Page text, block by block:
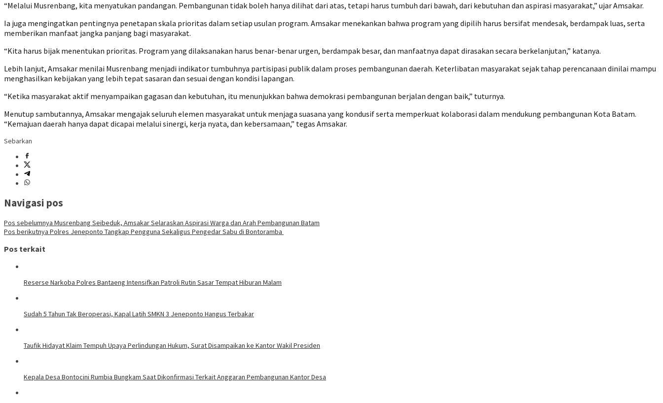
“Melalui Musrenbang, kita menyatukan pandangan. Pembangunan tidak boleh hanya dilihat dari atas, tetapi harus tumbuh dari bawah, dari kebutuhan dan aspirasi masyarakat,” ujar Amsakar.
Ia juga mengingatkan pentingnya penetapan skala prioritas dalam setiap usulan program. Amsakar menekankan bahwa program yang dipilih harus bersifat mendesak, berdampak luas, serta
memberikan manfaat jangka panjang bagi masyarakat.
“Kita harus bijak menentukan prioritas. Program yang dilaksanakan harus benar-benar urgen, berdampak besar, dan manfaatnya dapat dirasakan secara berkelanjutan,” katanya.
Lebih lanjut, Amsakar menilai Musrenbang menjadi indikator tumbuhnya partisipasi publik dalam proses pembangunan daerah. Keterlibatan masyarakat sejak tahap perencanaan dinilai mampu
menghasilkan kebijakan yang lebih tepat sasaran dan sesuai dengan kondisi lapangan.
“Ketika masyarakat aktif menyampaikan gagasan dan kebutuhan, itu menunjukkan bahwa demokrasi pembangunan berjalan dengan baik,” tuturnya.
Menutup sambutannya, Amsakar mengajak seluruh elemen masyarakat untuk menjaga suasana yang kondusif serta memperkuat kolaborasi dalam mendukung pembangunan Kota Batam.
“Kemajuan daerah hanya dapat dicapai melalui sinergi, kerja nyata, dan kebersamaan,” tegas Amsakar.
Sebarkan
Navigasi pos
Pos sebelumnya Musrenbang Seibeduk, Amsakar Selaraskan Aspirasi Warga dan Arah Pembangunan Batam
Pos berikutnya Polres Jeneponto Tangkap Pengguna Sekaligus Pengedar Sabu di Bontoramba ‎
Pos terkait
Reserse Narkoba Polres Bantaeng Intensifkan Patroli Rutin Sasar Tempat Hiburan Malam
Sudah 5 Tahun Tak Beroperasi, Kapal Latih SMKN 3 Jeneponto Hangus Terbakar
Taufik Hidayat Klaim Tempuh Upaya Perlindungan Hukum, Surat Disampaikan ke Kantor Wakil Presiden
Kepala Desa Bontocini Rumbia Bungkam Saat Dikonfirmasi Terkait Anggaran Pembangunan Kantor Desa